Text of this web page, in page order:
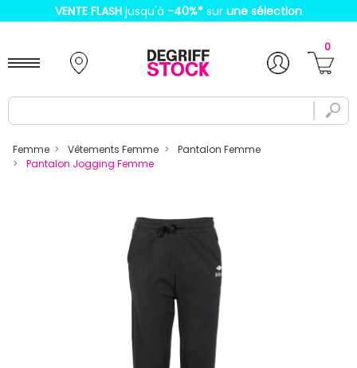
VENTE FLASH jusqu'à -40%* sur une sélection
0
Femme Vêtements Femme
Pantalon Femme
Pantalon Jogging Femme